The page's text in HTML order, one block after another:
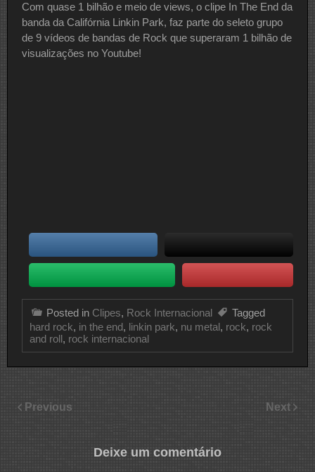
Com quase 1 bilhão e meio de views, o clipe In The End da
banda da Califórnia Linkin Park, faz parte do seleto grupo
de 9 vídeos de bandas de Rock que superaram 1 bilhão de
visualizações no Youtube!
Posted in Clipes, Rock Internacional
Tagged
hard rock, in the end, linkin park, nu metal, rock, rock
and roll, rock internacional
Previous Next
Deixe um comentário